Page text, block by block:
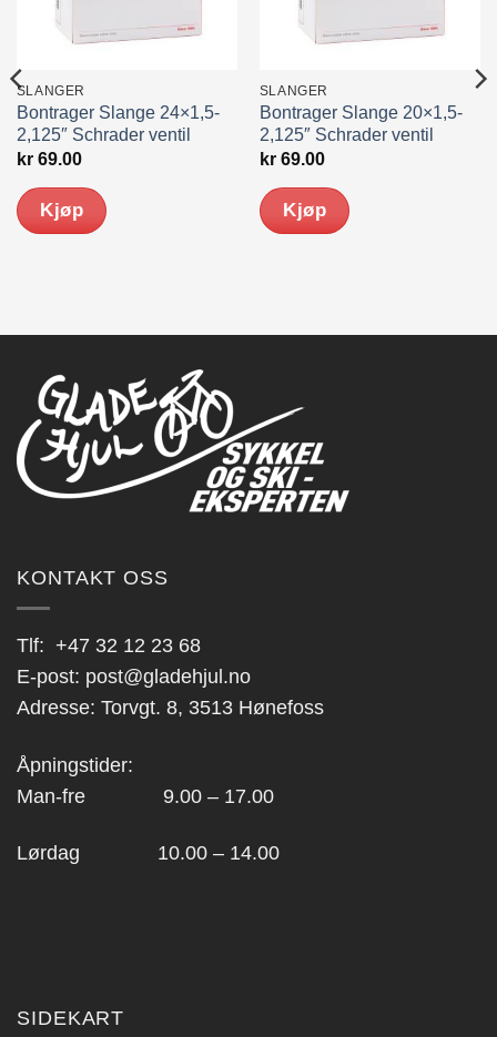
SLANGER
Bontrager Slange 24×1,5-
2,125″ Schrader ventil
kr69.00
Kjøp
SLANGER
Bontrager Slange 20×1,5-
2,125″ Schrader ventil
kr69.00
Kjøp
KONTAKT OSS
Tlf: +47 32 12 23 68
E-post: post@gladehjul.no
Adresse: Torvgt. 8, 3513 Hønefoss
Åpningstider:
Man-fre 9.00 – 17.00
Lørdag 10.00 – 14.00
SIDEKART